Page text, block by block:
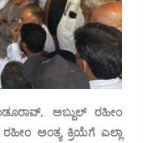
ಅಬ್ದುಲ್ ರಹೀಂ
ಅಂತ್ಯ ಕ್ರಿಯೆಗೆ ಎಲ್ಲಾ